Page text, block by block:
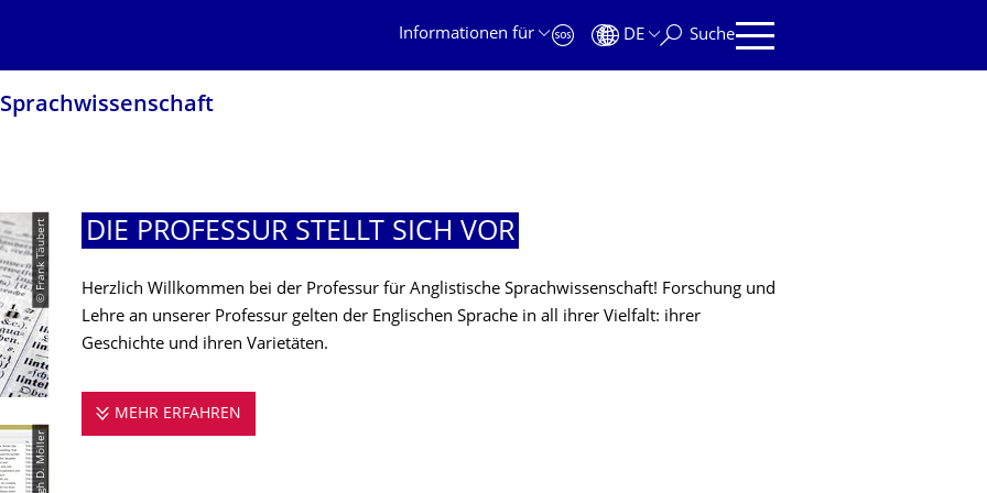
Informationen für
DE Suche
© Frank Täubert DIE PROFESSUR STELLT SICH VOR
Herzlich Willkommen bei der Professur für Anglistische Sprachwissenschaft! Forschung und
Lehre an unserer Professur gelten der Englischen Sprache in all ihrer Vielfalt: ihrer
Geschichte und ihren Varietäten.
MEHR ERFAHREN